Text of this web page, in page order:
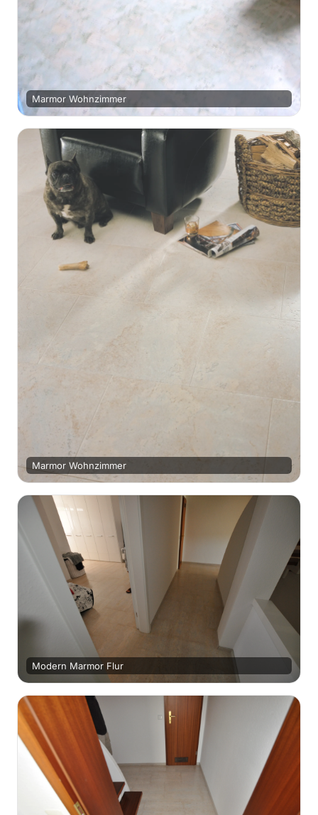
Marmor Wohnzimmer
Marmor Wohnzimmer
Modern Marmor Flur